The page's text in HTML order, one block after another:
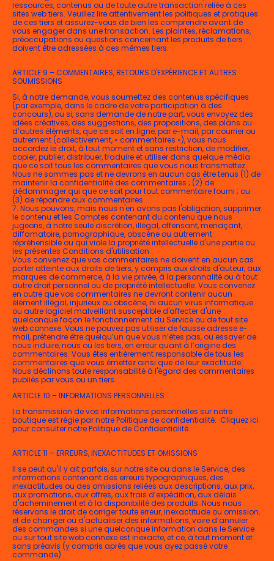
ressources, contenus ou de toute autre transaction reliée à ces
sites web tiers. Veuillez lire attentivement les politiques et pratiques
de ces tiers et assurez-vous de bien les comprendre avant de
vous engager dans une transaction. Les plaintes, réclamations,
préoccupations ou questions concernant les produits de tiers
doivent être adressées à ces mêmes tiers.
ARTICLE 9 – COMMENTAIRES, RETOURS D'EXPÉRIENCE ET AUTRES
SOUMISSIONS
Si, à notre demande, vous soumettez des contenus spécifiques
(par exemple, dans le cadre de votre participation à des
concours), ou si, sans demande de notre part, vous envoyez des
idées créatives, des suggestions, des propositions, des plans ou
d’autres éléments, que ce soit en ligne, par e-mail, par courrier ou
autrement (collectivement, « commentaires »), vous nous
accordez le droit, à tout moment et sans restriction, de modifier,
copier, publier, distribuer, traduire et utiliser dans quelque média
que ce soit tous les commentaires que vous nous transmettez.
Nous ne sommes pas et ne devrons en aucun cas être tenus (1) de
maintenir la confidentialité des commentaires ; (2) de
dédommager qui que ce soit pour tout commentaire fourni ; ou
(3) de répondre aux commentaires.
7. Nous pouvons, mais nous n'en avons pas l'obligation, supprimer
le contenu et les Comptes contenant du contenu que nous
jugeons, à notre seule discrétion, illégal, offensant, menaçant,
diffamatoire, pornographique, obscène ou autrement
répréhensible ou qui viole la propriété intellectuelle d'une partie ou
les présentes Conditions d'utilisation.
Vous convenez que vos commentaires ne doivent en aucun cas
porter atteinte aux droits de tiers, y compris aux droits d'auteur, aux
marques de commerce, à la vie privée, à la personnalité ou à tout
autre droit personnel ou de propriété intellectuelle. Vous convenez
en outre que vos commentaires ne devront contenir aucun
élément illégal, injurieux ou obscène, ni aucun virus informatique
ou autre logiciel malveillant susceptible d'affecter d'une
quelconque façon le fonctionnement du Service ou de tout site
web connexe. Vous ne pouvez pas utiliser de fausse adresse e-
mail, prétendre être quelqu’un que vous n’êtes pas, ou essayer de
nous induire, nous ou les tiers, en erreur quant à l’origine des
commentaires. Vous êtes entièrement responsable de tous les
commentaires que vous émettez ainsi que de leur exactitude.
Nous déclinons toute responsabilité à l'égard des commentaires
publiés par vous ou un tiers.
ARTICLE 10 – INFORMATIONS PERSONNELLES
La transmission de vos informations personnelles sur notre
boutique est régie par notre Politique de confidentialité. Cliquez ici
pour consulter notre Politique de Confidentialité.
ARTICLE 11 – ERREURS, INEXACTITUDES ET OMISSIONS
Il se peut qu'il y ait parfois, sur notre site ou dans le Service, des
informations contenant des erreurs typographiques, des
inexactitudes ou des omissions reliées aux descriptions, aux prix,
aux promotions, aux offres, aux frais d’expédition, aux délais
d'acheminement et à la disponibilité des produits. Nous nous
réservons le droit de corriger toute erreur, inexactitude ou omission,
et de changer ou d'actualiser des informations, voire d’annuler
des commandes si une quelconque information dans le Service
ou sur tout site web connexe est inexacte, et ce, à tout moment et
sans préavis (y compris après que vous ayez passé votre
commande).